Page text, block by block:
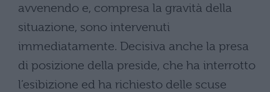
avvenendo e, compresa la gravità della
situazione, sono intervenuti
immediatamente. Decisiva anche la presa
di posizione della preside, che ha interrotto
l’esibizione ed ha richiesto delle scuse